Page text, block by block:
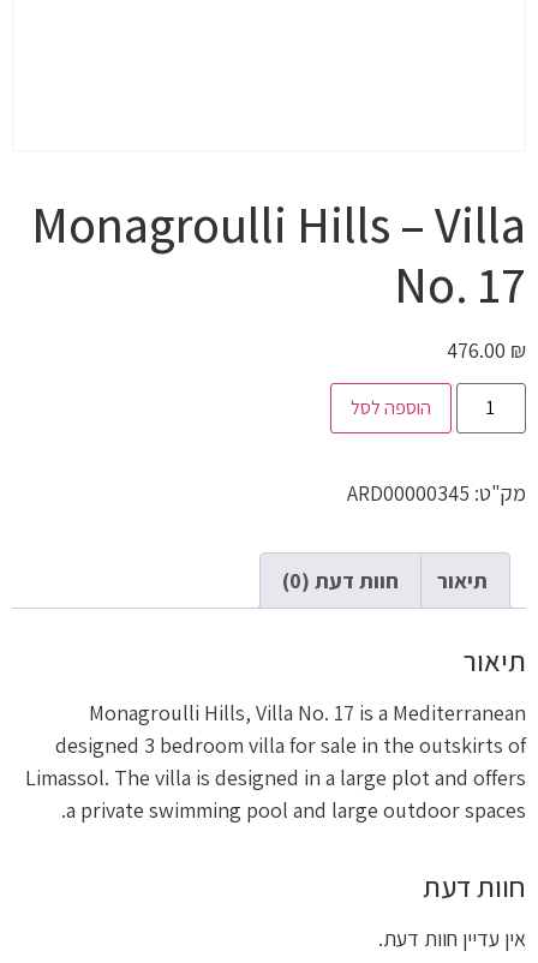
Monagroulli Hills – Villa
No. 17
476.00 ₪
הוספה לסל
מק"ט: ARD00000345
תיאור חוות דעת (0)
תיאור
Monagroulli Hills, Villa No. 17 is a Mediterranean
designed 3 bedroom villa for sale in the outskirts of
Limassol. The villa is designed in a large plot and offers
a private swimming pool and large outdoor spaces.
חוות דעת
אין עדיין חוות דעת.